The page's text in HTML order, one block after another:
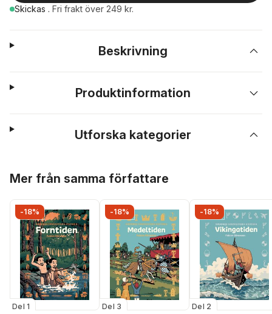
Skickas . Fri frakt över 249 kr.
Beskrivning
Produktinformation
Utforska kategorier
Mer från samma författare
-18%
Del 1
-18%
Del 3
-18%
Del 2